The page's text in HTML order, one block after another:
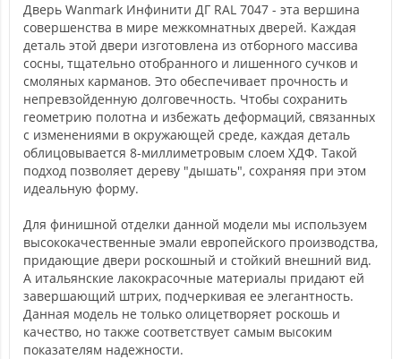
Дверь Wanmark Инфинити ДГ RAL 7047 - эта вершина
совершенства в мире межкомнатных дверей. Каждая
деталь этой двери изготовлена из отборного массива
сосны, тщательно отобранного и лишенного сучков и
смоляных карманов. Это обеспечивает прочность и
непревзойденную долговечность. Чтобы сохранить
геометрию полотна и избежать деформаций, связанных
с изменениями в окружающей среде, каждая деталь
облицовывается 8-миллиметровым слоем ХДФ. Такой
подход позволяет дереву "дышать", сохраняя при этом
идеальную форму.
Для финишной отделки данной модели мы используем
высококачественные эмали европейского производства,
придающие двери роскошный и стойкий внешний вид.
А итальянские лакокрасочные материалы придают ей
завершающий штрих, подчеркивая ее элегантность.
Данная модель не только олицетворяет роскошь и
качество, но также соответствует самым высоким
показателям надежности.